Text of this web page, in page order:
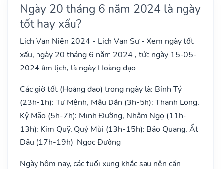
Ngày 20 tháng 6 năm 2024 là ngày
tốt hay xấu?
Lịch Vạn Niên 2024 - Lịch Vạn Sự - Xem ngày tốt
xấu, ngày 20 tháng 6 năm 2024 , tức ngày 15-05-
2024 âm lịch, là ngày Hoàng đạo
Các giờ tốt (Hoàng đạo) trong ngày là: Bính Tý
(23h-1h): Tư Mệnh, Mậu Dần (3h-5h): Thanh Long,
Kỷ Mão (5h-7h): Minh Đường, Nhâm Ngọ (11h-
13h): Kim Quỹ, Quý Mùi (13h-15h): Bảo Quang, Ất
Dậu (17h-19h): Ngọc Đường
Ngày hôm nay, các tuổi xung khắc sau nên cẩn